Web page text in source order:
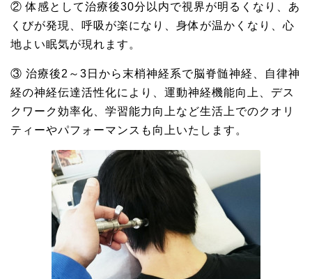
② 体感として治療後30分以内で視界が明るくなり、あ
くびが発現、呼吸が楽になり、身体が温かくなり、心
地よい眠気が現れます。
③ 治療後2～3日から末梢神経系で脳脊髄神経、自律神
経の神経伝達活性化により、運動神経機能向上、デス
クワーク効率化、学習能力向上など生活上でのクオリ
ティーやパフォーマンスも向上いたします。